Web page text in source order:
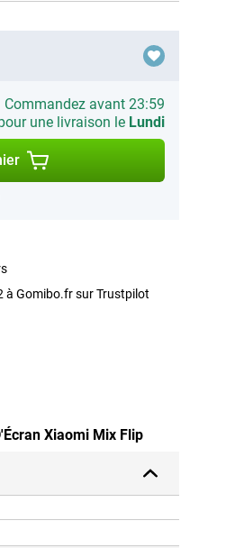
Commandez avant 23:59
une livraison le Lundi
à Gomibo.fr sur Trustpilot
Xiaomi Mix Flip